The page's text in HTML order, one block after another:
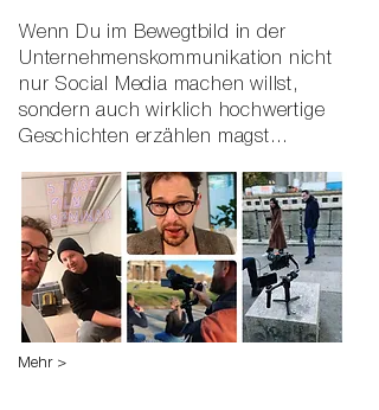
Wenn Du im Bewegtbild in der
Unternehmenskommunikation nicht
nur Social Media machen willst,
sondern auch wirklich hochwertige
Geschichten erzählen magst…
Mehr >